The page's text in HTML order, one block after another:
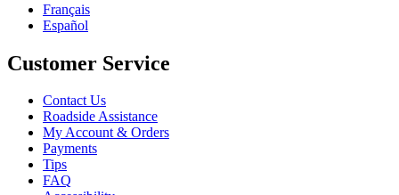
Français
Español
Customer Service
Contact Us
Roadside Assistance
My Account & Orders
Payments
Tips
FAQ